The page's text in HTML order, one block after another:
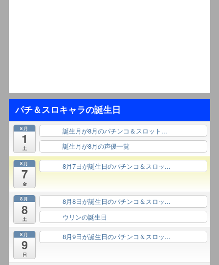
パチ＆スロキャラの誕生日
8月
1
土
誕生月が8月のパチンコ＆スロット...
誕生月が8月の声優一覧
8月
7
金
8月7日が誕生日のパチンコ＆スロッ...
8月
8
土
8月8日が誕生日のパチンコ＆スロッ...
ウリンの誕生日
8月
9
日
8月9日が誕生日のパチンコ＆スロッ...